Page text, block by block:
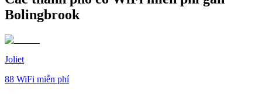
Bolingbrook
Joliet
88 WiFi miễn phí